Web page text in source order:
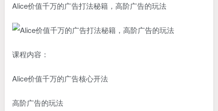
Alice价值千万的广告打法秘籍，高阶广告的玩法
课程内容：
Alice价值千万的广告核心开法
高阶广告的玩法